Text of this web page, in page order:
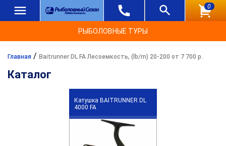
0
РЫБОЛОВНЫЕ ТУРЫ
Главная / Baitrunner DL FA Лесоемкость, (lb/m) 20-200 от 7 700 р.
Каталог
Катушка BAITRUNNER DL
4000 FA